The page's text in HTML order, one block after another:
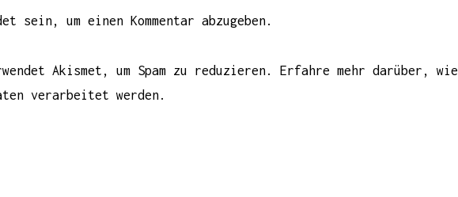
sein, um einen Kommentar abzugeben.
Akismet, um Spam zu reduzieren. Erfahre mehr darüber, wie
verarbeitet werden.